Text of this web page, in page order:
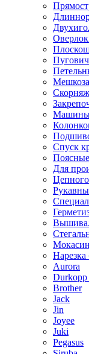
Машины
Спуск
Для
Aurora
Brother
Jack
Jin
Joyee
Juki
Pegasus